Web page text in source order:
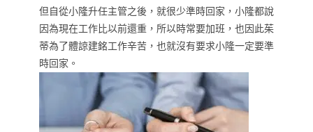
但自從小隆升任主管之後，就很少準時回家，小隆都說
因為現在工作比以前還重，所以時常要加班，也因此茱
蒂為了體諒建銘工作辛苦，也就沒有要求小隆一定要準
時回家。